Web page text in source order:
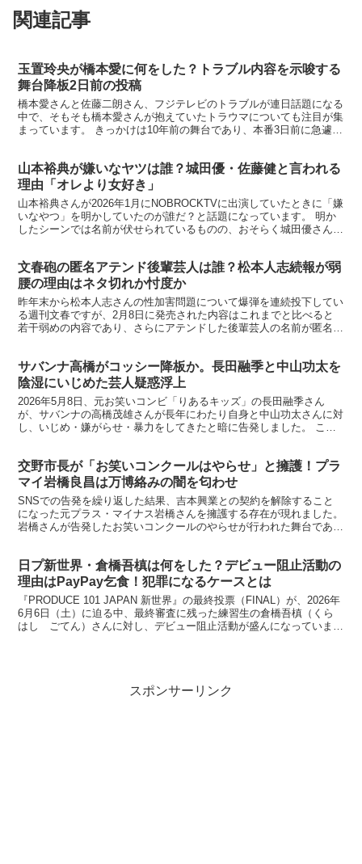
関連記事
玉置玲央が橋本愛に何をした？トラブル内容を示唆する
舞台降板2日前の投稿
橋本愛さんと佐藤二朗さん、フジテレビのトラブルが連日話題になる
中で、そもそも橋本愛さんが抱えていたトラウマについても注目が集
まっています。 きっかけは10年前の舞台であり、本番3日前に急遽降
山本裕典が嫌いなヤツは誰？城田優・佐藤健と言われる
理由「オレより女好き」
山本裕典さんが2026年1月にNOBROCKTVに出演していたときに「嫌
いなやつ」を明かしていたのが誰だ？と話題になっています。 明か
したシーンでは名前が伏せられているものの、おそらく城田優さんだ
文春砲の匿名アテンド後輩芸人は誰？松本人志続報が弱
腰の理由はネタ切れか忖度か
昨年末から松本人志さんの性加害問題について爆弾を連続投下してい
る週刊文春ですが、2月8日に発売された内容はこれまでと比べると
若干弱めの内容であり、さらにアテンドした後輩芸人の名前が匿名と
サバンナ高橋がコッシー降板か。長田融季と中山功太を
陰湿にいじめた芸人疑惑浮上
2026年5月8日、元お笑いコンビ「りあるキッズ」の長田融季さん
が、サバンナの高橋茂雄さんが長年にわたり自身と中山功太さんに対
し、いじめ・嫌がらせ・暴力をしてきたと暗に告発しました。 これ
交野市長が「お笑いコンクールはやらせ」と擁護！プラ
マイ岩橋良昌は万博絡みの闇を匂わせ
SNSでの告発を繰り返した結果、吉本興業との契約を解除すること
になった元プラス・マイナス岩橋さんを擁護する存在が現れました。
岩橋さんが告発したお笑いコンクールのやらせが行われた舞台である
日プ新世界・倉橋吾槙は何をした？デビュー阻止活動の
理由はPayPay乞食！犯罪になるケースとは
『PRODUCE 101 JAPAN 新世界』の最終投票（FINAL）が、2026年
6月6日（土）に迫る中、最終審査に残った練習生の倉橋吾槙（くら
はし ごてん）さんに対し、デビュー阻止活動が盛んになっていま
スポンサーリンク